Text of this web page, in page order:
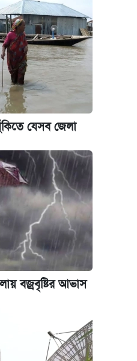
যেসব জেলা
বজ্রবৃষ্টির আভাস